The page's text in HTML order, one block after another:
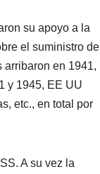
su apoyo a la
el suministro de
arribaron en 1941,
y 1945, EE UU
etc., en total por
A su vez la